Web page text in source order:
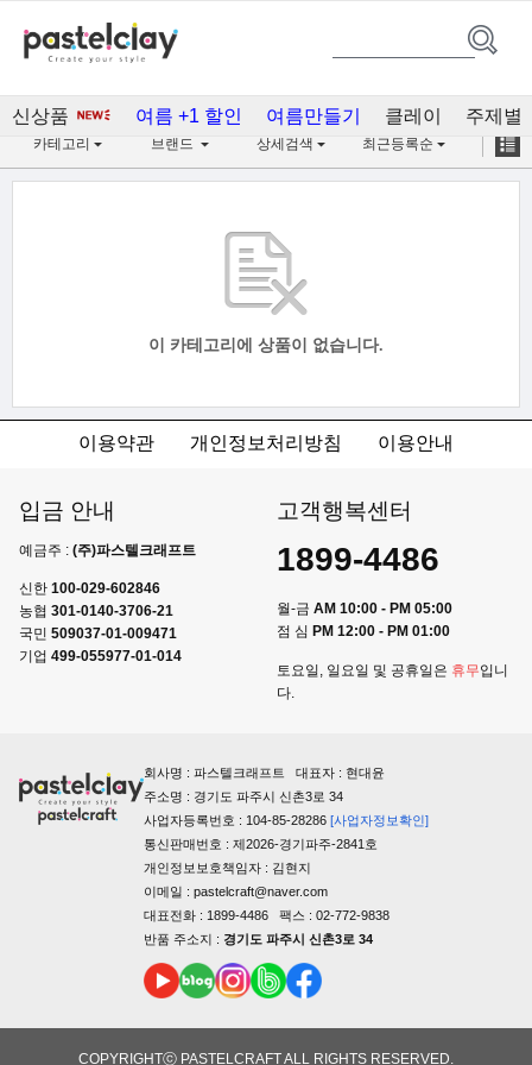
신상품 여름 +1 할인 여름만들기 클레이 주제별
비누 만들기
카테고리 브랜드 상세검색 최근등록순
이 카테고리에 상품이 없습니다.
이용약관 개인정보처리방침 이용안내
입금 안내
예금주 : (주)파스텔크래프트
신한 100-029-602846
농협 301-0140-3706-21
국민 509037-01-009471
기업 499-055977-01-014
고객행복센터
1899-4486
월-금 AM 10:00 - PM 05:00
점 심 PM 12:00 - PM 01:00
토요일, 일요일 및 공휴일은 휴무입니
다.
회사명 : 파스텔크래프트 대표자 : 현대윤
주소명 : 경기도 파주시 신촌3로 34
사업자등록번호 : 104-85-28286 [사업자정보확인]
통신판매번호 : 제2026-경기파주-2841호
개인정보보호책임자 : 김현지
이메일 : pastelcraft@naver.com
대표전화 : 1899-4486 팩스 : 02-772-9838
반품 주소지 : 경기도 파주시 신촌3로 34
COPYRIGHTⓒ PASTELCRAFT ALL RIGHTS RESERVED.